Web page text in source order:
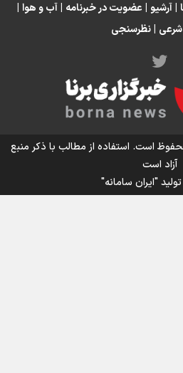
بر ارزش افزوده چقدر است؟
| آرشیو | عضویت در خبرنامه | آب و هوا |
شرعی | نظرسنجی
است. استفاده از مطالب با ذکر منبع
آزاد است
"ایران سامانه"